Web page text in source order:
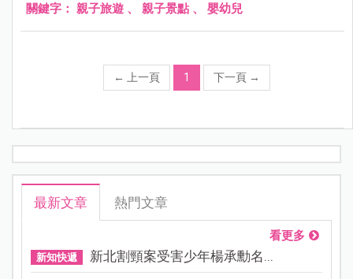
關鍵字： 親子旅遊 、 親子景點 、 嬰幼兒
← 上一頁 1 下一頁 →
最新文章 熱門文章
看更多
新知快遞 新北割頸案受害少年楊承勳名...